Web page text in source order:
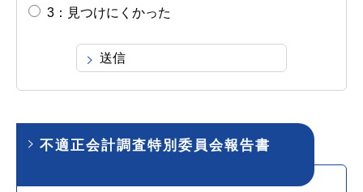
3：見つけにくかった
不適正会計調査特別委員会報告書